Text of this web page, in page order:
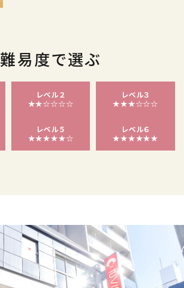
難易度で選ぶ
レベル２
★★☆☆☆☆
レベル３
★★★☆☆☆
レベル５
★★★★★☆
レベル６
★★★★★★